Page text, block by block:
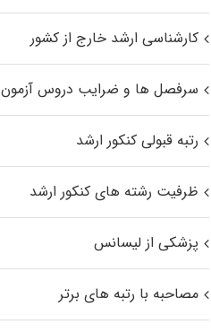
کارشناسی ارشد خارج از کشور
سرفصل ها و ضرایب دروس آزمون
رتبه قبولی کنکور ارشد
ظرفیت رشته های کنکور ارشد
پزشکی از لیسانس
مصاحبه با رتبه های برتر